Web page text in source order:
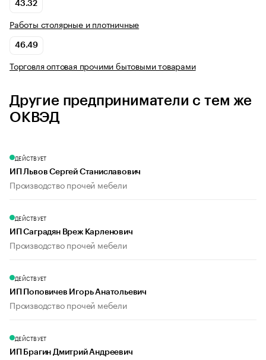
43.32
Работы столярные и плотничные
46.49
Торговля оптовая прочими бытовыми товарами
Другие предприниматели с тем же
ОКВЭД
ДЕЙСТВУЕТ
ИП Львов Сергей Станиславович
Производство прочей мебели
ДЕЙСТВУЕТ
ИП Саградян Вреж Карленович
Производство прочей мебели
ДЕЙСТВУЕТ
ИП Поповичев Игорь Анатольевич
Производство прочей мебели
ДЕЙСТВУЕТ
ИП Брагин Дмитрий Андреевич